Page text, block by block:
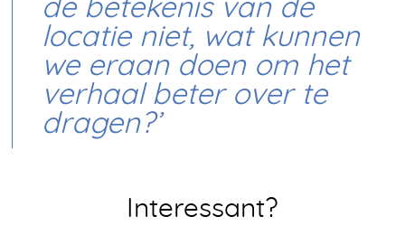
de betekenis van de
locatie niet, wat kunnen
we eraan doen om het
verhaal beter over te
dragen?’
Interessant?